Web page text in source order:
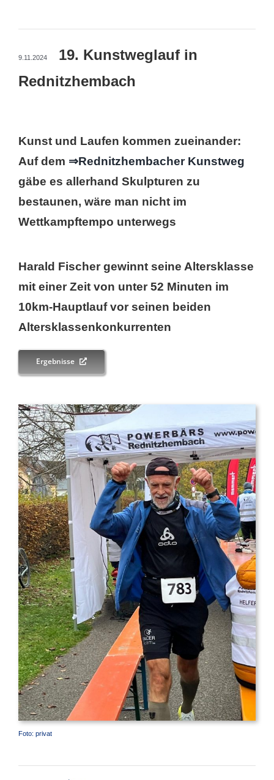
9.11.2024
19. Kunstweglauf in
Rednitzhembach
Kunst und Laufen kommen zueinander:
Auf dem ⇒Rednitzhembacher Kunstweg
gäbe es allerhand Skulpturen zu
bestaunen, wäre man nicht im
Wettkampftempo unterwegs
Harald Fischer gewinnt seine Altersklasse
mit einer Zeit von unter 52 Minuten im
10km-Hauptlauf vor seinen beiden
Altersklassenkonkurrenten
Ergebnisse
Foto: privat